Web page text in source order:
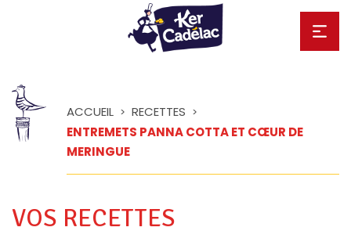
ACCUEIL > RECETTES >
ENTREMETS PANNA COTTA ET CŒUR DE
MERINGUE
VOS RECETTES